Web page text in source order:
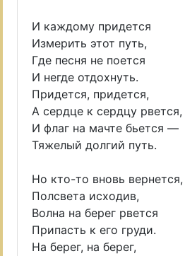
И каждому придется
Измерить этот путь,
Где песня не поется
И негде отдохнуть.
Придется, придется,
А сердце к сердцу рвется,
И флаг на мачте бьется —
Тяжелый долгий путь.
Но кто-то вновь вернется,
Полсвета исходив,
Волна на берег рвется
Припасть к его груди.
На берег, на берег,